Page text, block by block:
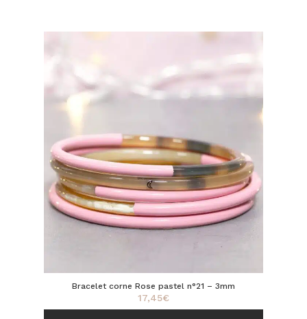
Bracelet corne Rose pastel n°21 – 3mm
17,45€